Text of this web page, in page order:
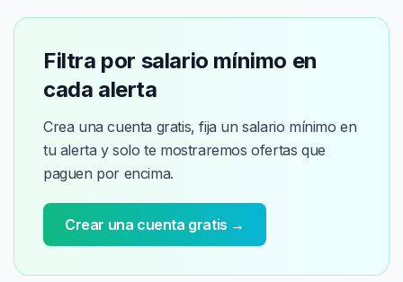
Filtra por salario mínimo en
cada alerta
Crea una cuenta gratis, fija un salario mínimo en
tu alerta y solo te mostraremos ofertas que
paguen por encima.
Crear una cuenta gratis →